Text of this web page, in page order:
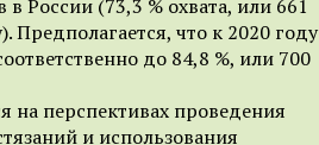
России (73,3 % охвата, или 661
Предполагается, что к 2020 году
до 84,8 %, или 700
на перспективах проведения
и использования